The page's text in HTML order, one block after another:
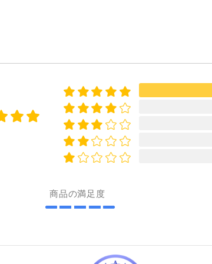
商品の満足度